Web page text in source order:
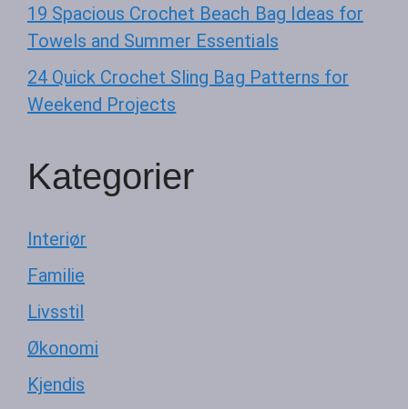
19 Spacious Crochet Beach Bag Ideas for
Towels and Summer Essentials
24 Quick Crochet Sling Bag Patterns for
Weekend Projects
Kategorier
Interiør
Familie
Livsstil
Økonomi
Kjendis